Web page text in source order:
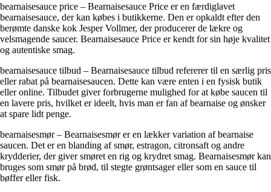
bearnaisesauce price – Bearnaisesauce Price er en færdiglavet
bearnaisesauce, der kan købes i butikkerne. Den er opkaldt efter den
berømte danske kok Jesper Vollmer, der producerer de lækre og
velsmagende saucer. Bearnaisesauce Price er kendt for sin høje kvalitet
og autentiske smag.
bearnaisesauce tilbud – Bearnaisesauce tilbud refererer til en særlig pris
eller rabat på bearnaisesaucen. Dette kan være enten i en fysisk butik
eller online. Tilbudet giver forbrugerne mulighed for at købe saucen til
en lavere pris, hvilket er ideelt, hvis man er fan af bearnaise og ønsker
at spare lidt penge.
bearnaisesmør – Bearnaisesmør er en lækker variation af bearnaise
saucen. Det er en blanding af smør, estragon, citronsaft og andre
krydderier, der giver smøret en rig og krydret smag. Bearnaisesmør kan
bruges som smør på brød, til stegte grøntsager eller som en sauce til
bøffer eller fisk.